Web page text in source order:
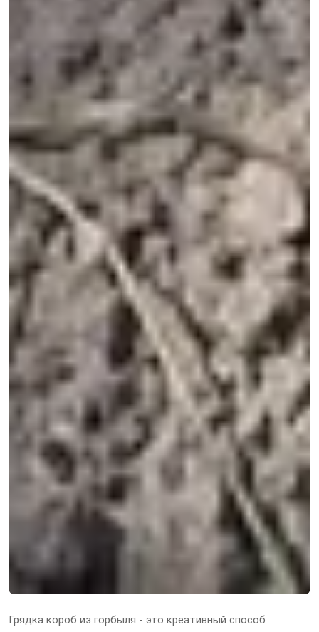
Грядка короб из горбыля - это креативный способ